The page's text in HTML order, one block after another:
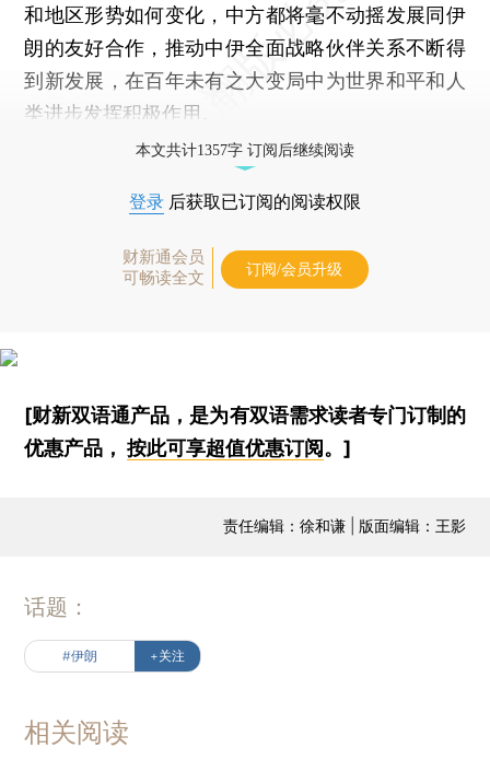
和地区形势如何变化，中方都将毫不动摇发展同伊
朗的友好合作，推动中伊全面战略伙伴关系不断得
到新发展，在百年未有之大变局中为世界和平和人
类进步发挥积极作用。
本文共计1357字 订阅后继续阅读
登录 后获取已订阅的阅读权限
财新通会员
可畅读全文
订阅/会员升级
[财新双语通产品，是为有双语需求读者专门订制的
优惠产品，按此可享超值优惠订阅。]
责任编辑：徐和谦 | 版面编辑：王影
话题：
#伊朗 +关注
相关阅读